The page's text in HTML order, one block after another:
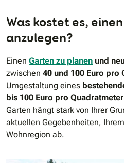
Was kostet es,
anzulegen?
Einen Garten zu planen und
zwischen 40 und 100 Euro pro
Umgestaltung eines
bis 100 Euro pro Quadratmeter
Garten hängt stark von Ihrer
aktuellen Gegebenheiten,
Wohnregion ab.